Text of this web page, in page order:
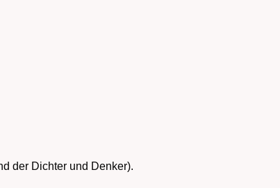
der Dichter und Denker).